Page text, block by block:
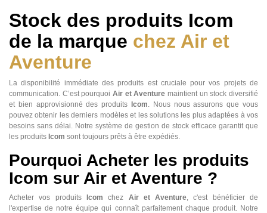
Stock des produits Icom
de la marque chez Air et
Aventure
La disponibilité immédiate des produits est cruciale pour vos projets de
communication. C’est pourquoi Air et Aventure maintient un stock diversifié
et bien approvisionné des produits Icom . Nous nous assurons que vous
pouvez obtenir les derniers modèles et les solutions les plus adaptées à vos
besoins sans délai. Notre système de gestion de stock efficace garantit que
les produits Icom sont toujours prêts à être expédiés.
Pourquoi Acheter les produits
Icom sur Air et Aventure ?
Acheter vos produits Icom chez Air et Aventure , c'est bénéficier de
l'expertise de notre équipe qui connaît parfaitement chaque produit. Notre